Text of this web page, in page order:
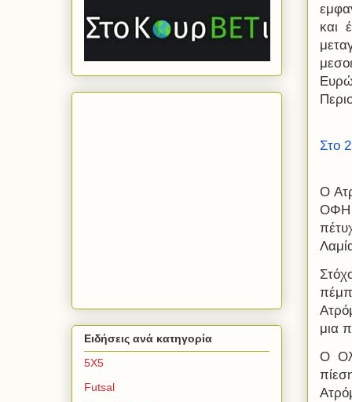
και
Στο
Ο
ΟΦΗ
μια
Ο
Ειδήσεις ανά κατηγορία
5Χ5
Futsal